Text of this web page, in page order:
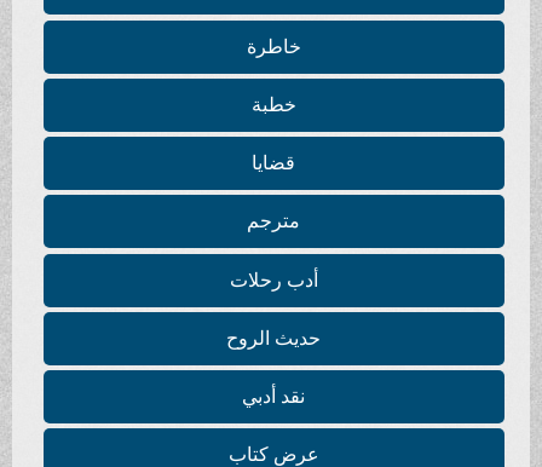
خاطرة
خطبة
قضايا
مترجم
أدب رحلات
حديث الروح
نقد أدبي
عرض كتاب